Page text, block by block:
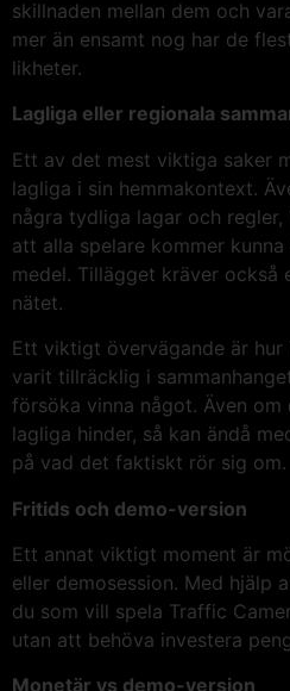
skillnaden mellan dem och
mer än ensamt nog har de
likheter.
Lagliga eller regionala
Ett av det mest viktiga saker
lagliga i sin hemmakontext.
några tydliga lagar och
att alla spelare kommer
medel. Tillägget kräver också
nätet.
Ett viktigt övervägande är hur
varit tillräcklig i
försöka vinna något. Även
lagliga hinder, så kan ändå
på vad det faktiskt rör sig om.
Fritids och demo-version
Ett annat viktigt moment är
eller demosession. Med hjälp
du som vill spela Traffic
utan att behöva investera
Monetär vs demo-version